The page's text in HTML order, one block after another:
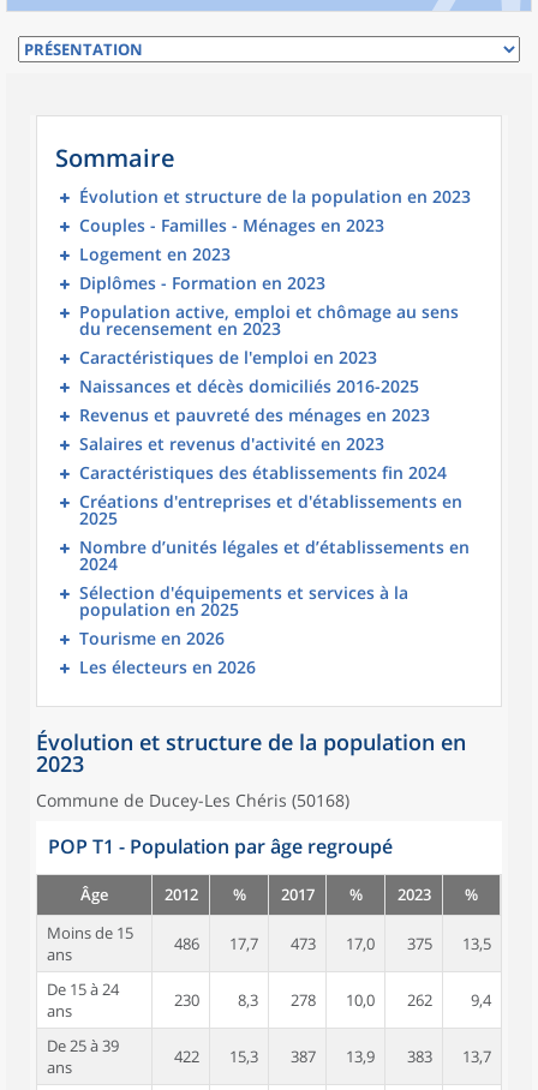
Sommaire
Évolution et structure de la population en 2023
Couples - Familles - Ménages en 2023
Logement en 2023
Diplômes - Formation en 2023
Population active, emploi et chômage au sens
du recensement en 2023
Caractéristiques de l'emploi en 2023
Naissances et décès domiciliés 2016-2025
Revenus et pauvreté des ménages en 2023
Salaires et revenus d'activité en 2023
Caractéristiques des établissements fin 2024
Créations d'entreprises et d'établissements en
2025
Nombre d’unités légales et d’établissements en
2024
Sélection d'équipements et services à la
population en 2025
Tourisme en 2026
Les électeurs en 2026
Évolution et structure de la population en
2023
Commune de Ducey-Les Chéris (50168)
POP T1 - Population par âge regroupé
Âge 2012 % 2017 % 2023
%
Moins de 15
ans
486 17,7 473 17,0 375 13,5
De 15 à 24
ans
230 8,3 278 10,0 262 9,4
De 25 à 39
ans
422 15,3 387 13,9 383 13,7